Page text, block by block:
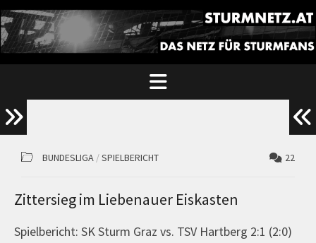
BUNDESLIGA /SPIELBERICHT 22
Zittersieg im Liebenauer Eiskasten
Spielbericht: SK Sturm Graz vs. TSV Hartberg 2:1 (2:0)